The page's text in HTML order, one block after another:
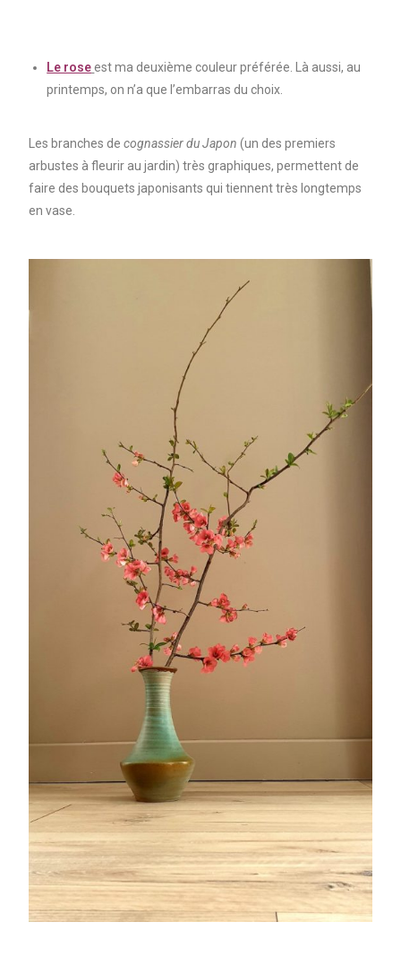
Le rose est ma deuxième couleur préférée. Là aussi, au
printemps, on n’a que l’embarras du choix.
Les branches decognassier du Japon (un des premiers
arbustes à fleurir au jardin) très graphiques, permettent de
faire des bouquets japonisants qui tiennent très longtemps
en vase.